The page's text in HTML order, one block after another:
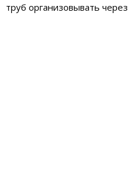
труб организовывать